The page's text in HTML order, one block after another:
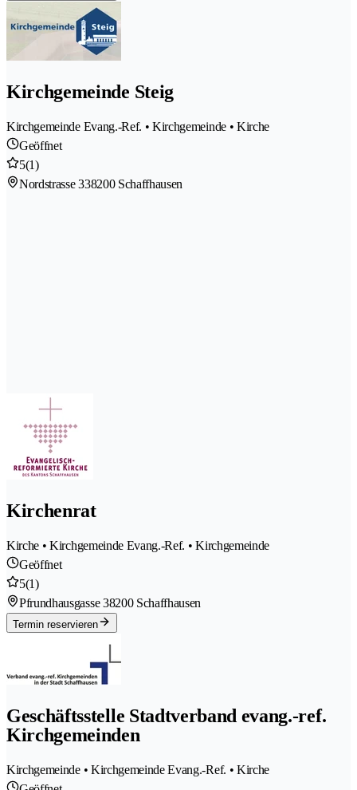
Kirchgemeinde Steig
Kirchgemeinde Evang.-Ref. • Kirchgemeinde • Kirche
Geöffnet
5(1)
Nordstrasse 338200 Schaffhausen
Kirchenrat
Kirche • Kirchgemeinde Evang.-Ref. • Kirchgemeinde
Geöffnet
5(1)
Pfrundhausgasse 38200 Schaffhausen
Termin reservieren
Geschäftsstelle Stadtverband evang.-ref.
Kirchgemeinden
Kirchgemeinde • Kirchgemeinde Evang.-Ref. • Kirche